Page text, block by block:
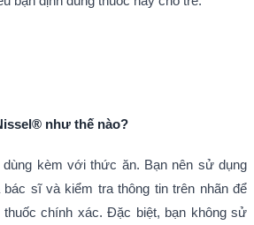
như thế nào?
dùng kèm với thức ăn. Bạn nên sử dụng
sĩ và kiểm tra thông tin trên nhãn để
chính xác. Đặc biệt, bạn không sử